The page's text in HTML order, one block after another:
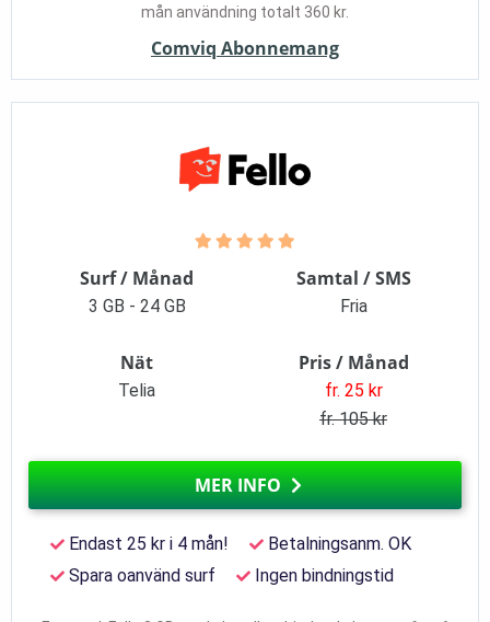
mån användning totalt 360 kr.
Comviq Abonnemang
Surf / Månad
3 GB - 24 GB
Samtal / SMS
Fria
Nät
Telia
Pris / Månad
fr. 25 kr
fr. 105 kr
MER INFO
Endast 25 kr i 4 mån!
Betalningsanm. OK
Spara oanvänd surf
Ingen bindningstid